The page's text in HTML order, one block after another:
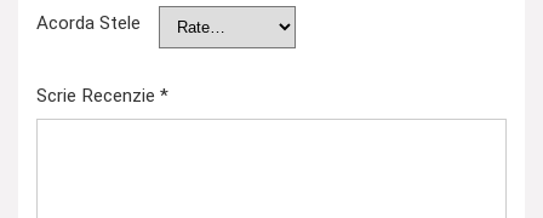
Acorda Stele
Scrie Recenzie *